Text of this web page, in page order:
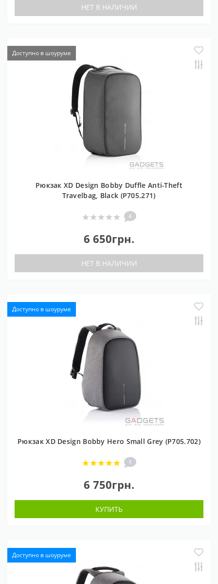
НЕТ В НАЛИЧИИ
Доступно в шоуруме
Рюкзак XD Design Bobby Duffle Anti-Theft
Travelbag, Black (P705.271)
4
6 650грн.
НЕТ В НАЛИЧИИ
Доступно в шоуруме
Рюкзак XD Design Bobby Hero Small Grey (P705.702)
1
6 750грн.
КУПИТЬ
Доступно в шоуруме